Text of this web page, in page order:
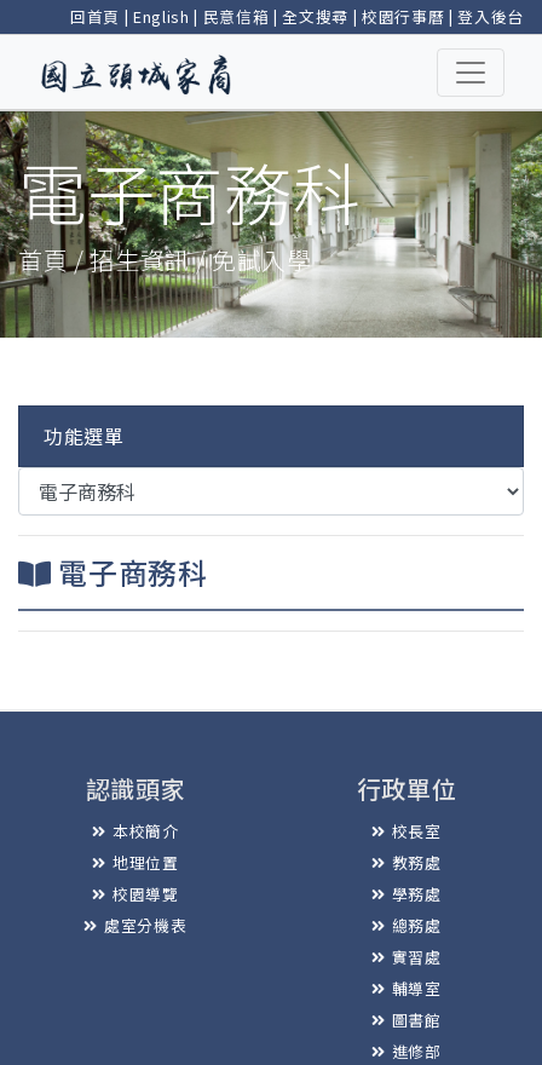
回首頁 | English | 民意信箱 |全文搜尋 | 校園行事曆 |登入後台
電子商務科
首頁 / 招生資訊 / 免試入學
功能選單
電子商務科
認識頭家
本校簡介
地理位置
校園導覽
處室分機表
行政單位
校長室
教務處
學務處
總務處
實習處
輔導室
圖書館
進修部